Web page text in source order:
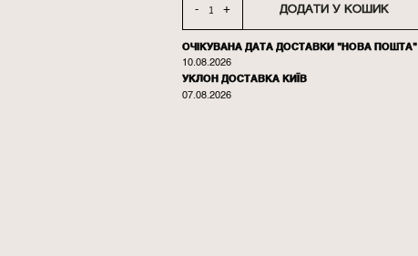
- + ДОДАТИ У КОШИК
ОЧІКУВАНА ДАТА ДОСТАВКИ "НОВА ПОШТА"
10.08.2026
УКЛОН ДОСТАВКА КИЇВ
07.08.2026